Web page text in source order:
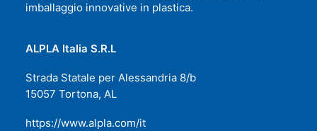
imballaggio innovative in plastica.
ALPLA Italia S.R.L
Strada Statale per Alessandria 8/b
15057 Tortona, AL
https://www.alpla.com/it